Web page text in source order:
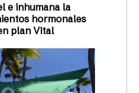
e inhumana la
hormonales
plan Vital